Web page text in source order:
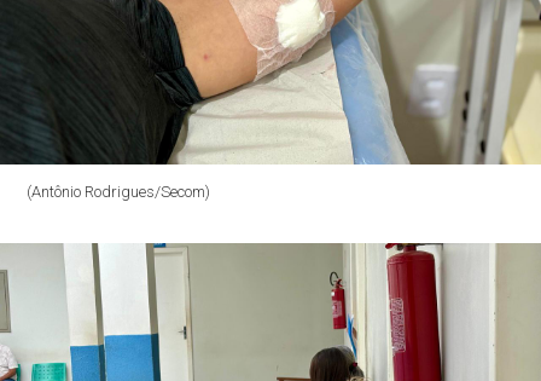
(Antônio Rodrigues/Secom)